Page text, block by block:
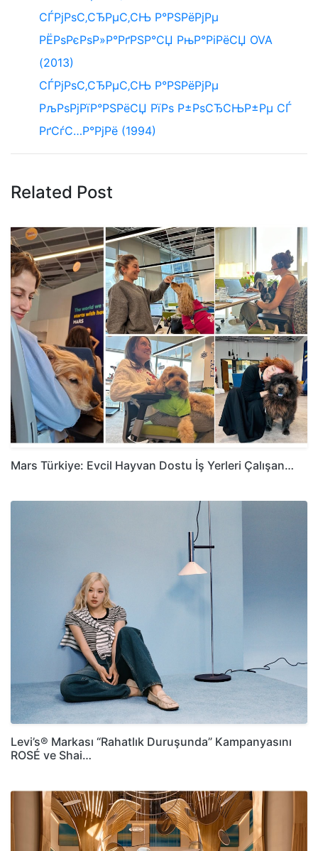
СЃРјРѕС‚СЂРµС‚СЊ Р°РЅРёРјРµ
РЁРѕРєРѕР»Р°РґРЅР°СЏ РњР°РіРёСЏ OVA
(2013)
СЃРјРѕС‚СЂРµС‚СЊ Р°РЅРёРјРµ
РљРѕРјРїР°РЅРёСЏ РїРѕ Р±РѕСЂСЊР±Рµ СЃ
РґСѓС…Р°РјРё (1994)
Related Post
Mars Türkiye: Evcil Hayvan Dostu İş Yerleri Çalışan…
Levi’s® Markası “Rahatlık Duruşunda” Kampanyasını
ROSÉ ve Shai…